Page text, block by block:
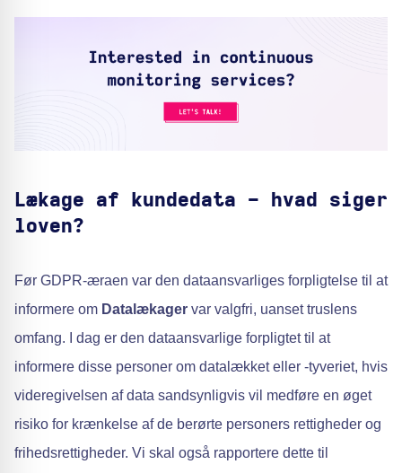
Lækage af kundedata - hvad siger
loven?
Før GDPR-æraen var den dataansvarliges forpligtelse til at
informere om Datalækager var valgfri, uanset truslens
omfang. I dag er den dataansvarlige forpligtet til at
informere disse personer om datalækket eller -tyveriet, hvis
videregivelsen af data sandsynligvis vil medføre en øget
risiko for krænkelse af de berørte personers rettigheder og
frihedsrettigheder. Vi skal også rapportere dette til